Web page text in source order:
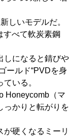
しいモデルだ。
すべて軟炭素鋼
しになると錆びや
ールド“PVDを身
いる。
Honeycomb（マ
っかりと転がりを
硬くなるミーリ